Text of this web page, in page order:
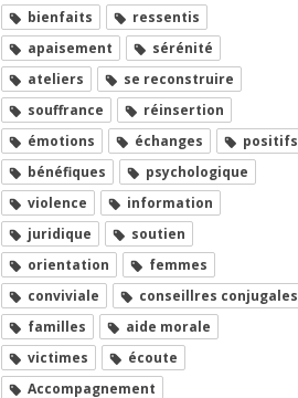
bienfaits
ressentis
apaisement
sérénité
ateliers
se reconstruire
souffrance
réinsertion
émotions
échanges
positifs
bénéfiques
psychologique
violence
information
juridique
soutien
orientation
femmes
conviviale
conseillres conjugales
familles
aide morale
victimes
écoute
Accompagnement